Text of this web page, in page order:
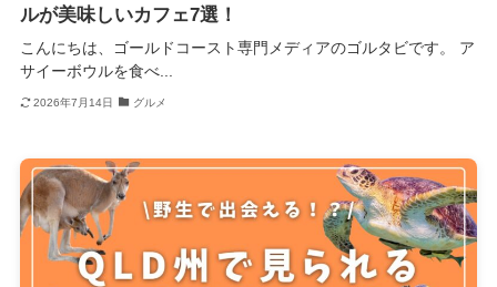
ルが美味しいカフェ7選！
こんにちは、ゴールドコースト専門メディアのゴルタビです。 ア
サイーボウルを食べ...
2026年7月14日 グルメ